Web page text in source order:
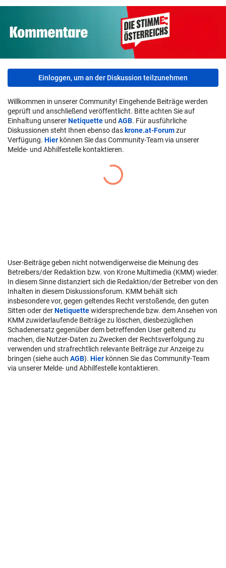
Einloggen, um an der Diskussion teilzunehmen
Willkommen in unserer Community! Eingehende Beiträge werden
geprüft und anschließend veröffentlicht. Bitte achten Sie auf
Einhaltung unsererNetiquette und AGB. Für ausführliche
Diskussionen steht Ihnen ebenso das krone.at-Forumzur
Verfügung. Hier können Sie das Community-Team via unserer
Melde- und Abhilfestelle kontaktieren.
User-Beiträge geben nicht notwendigerweise die Meinung des
Betreibers/der Redaktion bzw. von Krone Multimedia (KMM) wieder.
In diesem Sinne distanziert sich die Redaktion/der Betreiber von den
Inhalten in diesem Diskussionsforum. KMM behält sich
insbesondere vor, gegen geltendes Recht verstoßende, den guten
Sitten oder derNetiquettewidersprechende bzw. dem Ansehen von
KMM zuwiderlaufende Beiträge zu löschen, diesbezüglichen
Schadenersatz gegenüber dem betreffenden User geltend zu
machen, die Nutzer-Daten zu Zwecken der Rechtsverfolgung zu
verwenden und strafrechtlich relevante Beiträge zur Anzeige zu
bringen (siehe auch AGB). Hier können Sie das Community-Team
via unserer Melde- und Abhilfestelle kontaktieren.